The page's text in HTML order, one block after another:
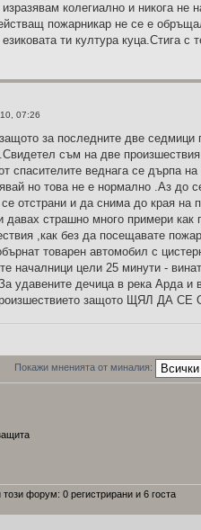
колегиално и никога не
пожарникар не се е
ти култура куца.Стига
07:26
за последните две
съм на две
спасителите веднага се дърпа
но това не е нормално .Аз до
отстрани и да снима до края
страшно много примери как
,как без да посещавате
товарен автомобил с
началници цели 25 минути -
удавените дечица в река Арда и
защото ЩЯЛ ДА
Покажи мненията от миналия:
форум: 0 регистрирани и 6 госта